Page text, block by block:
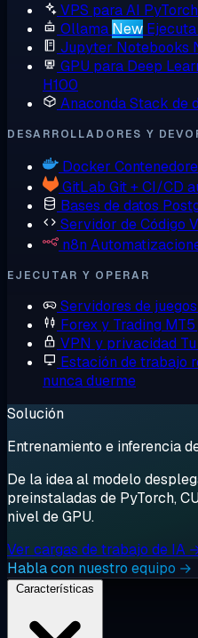
VPS para AI
Ollama New
Jupyter Notebooks
GPU para Deep
H100
AnacondaStack de
DESARROLLADORES Y
Docker
GitLab Git + CI/CD
Bases de datos
Servidor de Código
n8n
EJECUTAR Y OPERAR
Servidores de juegos
Forex y Trading
VPN y privacidad
Estación de trabajo
nunca duerme
Solución
Entrenamiento e inferencia
De la idea al modelo
preinstaladas de PyTorch,
nivel de GPU.
Ver cargas de trabajo de IA
Habla con nuestro equipo →